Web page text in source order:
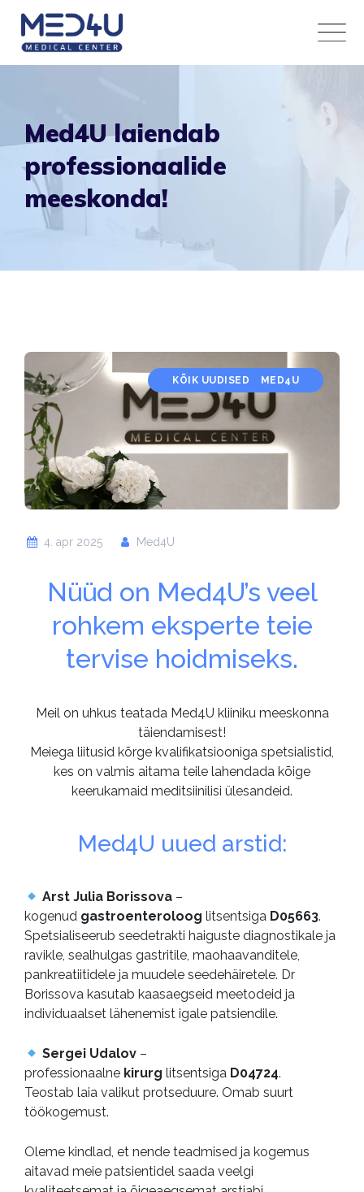
content
Med4U laiendab
professionaalide
meeskonda!
KÕIK UUDISED MED4U
4. apr 2025 Med4U
Nüüd on Med4U’s veel
rohkem eksperte teie
tervise hoidmiseks.
Meil on uhkus teatada Med4U kliiniku meeskonna
täiendamisest!
Meiega liitusid kõrge kvalifikatsiooniga spetsialistid,
kes on valmis aitama teile lahendada kõige
keerukamaid meditsiinilisi ülesandeid.
Med4U uued arstid:
Arst Julia Borissova –
kogenud gastroenteroloog litsentsiga D05663.
Spetsialiseerub seedetrakti haiguste diagnostikale ja
ravikle, sealhulgas gastritile, maohaavanditele,
pankreatiitidele ja muudele seedehäiretele. Dr
Borissova kasutab kaasaegseid meetodeid ja
individuaalset lähenemist igale patsiendile.
Sergei Udalov –
professionaalne kirurg litsentsiga D04724.
Teostab laia valikut protseduure. Omab suurt
töökogemust.
Oleme kindlad, et nende teadmised ja kogemus
aitavad meie patsientidel saada veelgi